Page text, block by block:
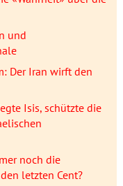
und
Der Iran wirft den
Isis, schützte die
noch die
letzten Cent?